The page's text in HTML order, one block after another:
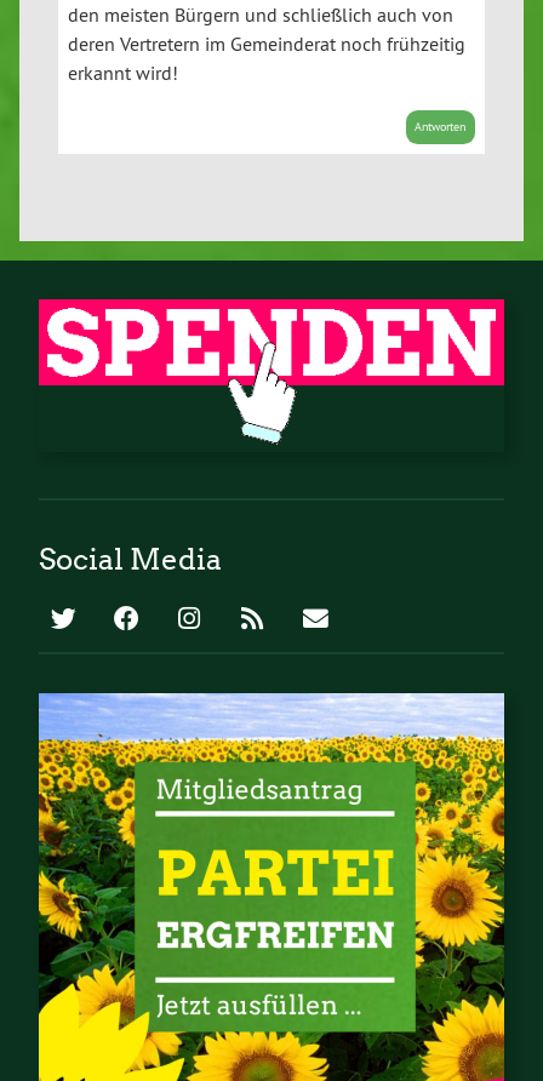
den meisten Bürgern und schließlich auch von
deren Vertretern im Gemeinderat noch frühzeitig
erkannt wird!
Antworten
Social Media